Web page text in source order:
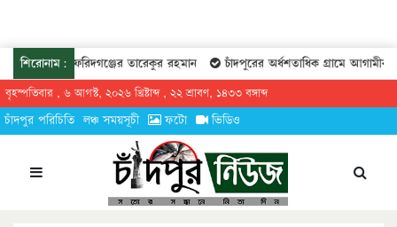
শিরোনাম:
কমিটিতে ফরিদগঞ্জের তারেকুর রহমান চাঁদপুরের অর্ধশতাধিক গ্রামে আগামীকাল
বৃহস্পতিবার , ৬ আগস্ট, ২০২৬ খ্রিষ্টাব্দ , ২২ শ্রাবণ, ১৪৩৩ বঙ্গাব্দ
চাঁদপুর পরিচিতি লঞ্চ সময়সূচী ফটো ভিডিও